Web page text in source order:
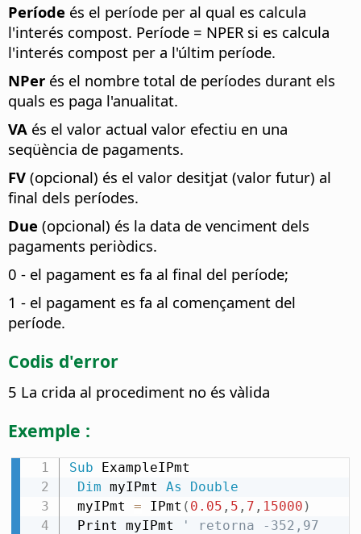
Període és el període per al qual es calcula
l'interés compost. Període = NPER si es calcula
l'interés compost per a l'últim període.
NPer és el nombre total de períodes durant els
quals es paga l'anualitat.
VA és el valor actual valor efectiu en una
seqüència de pagaments.
FV (opcional) és el valor desitjat (valor futur) al
final dels períodes.
Due (opcional) és la data de venciment dels
pagaments periòdics.
0 - el pagament es fa al final del període;
1 - el pagament es fa al començament del
període.
Codis d'error
5 La crida al procediment no és vàlida
Exemple :
Sub ExampleIPmt
Dim myIPmt As
Double
myIPmt = IPmt ( 0.05 , 5 , 7 , 15000 )
Print myIPmt
' retorna -352,97